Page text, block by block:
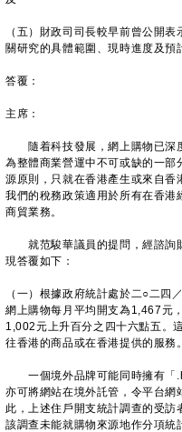
（五）財政司司長較早前曾公開
關研究的具體範圍、現時進度及預
答覆：
主席：
隨着科技發展，網上購物已深
為整體商業營運中不可或缺的一部
源原則，只就在香港產生或來自香
我們的稅務政策適用於所有在香
商貿業務。
就范駿華議員的提問，經諮詢
現答覆如下：
（一）根據政府統計處於二○二四
網上購物每月平均開支為1,467元
1,002元上升百分之四十六點五。
往香港的商品或在香港提供的服務。
一個境外品牌可能同時擁有「
亦可將網站在境外託管，令平台網
此，上述住戶開支統計調查的受
該調查未能就購物來源地作分項統